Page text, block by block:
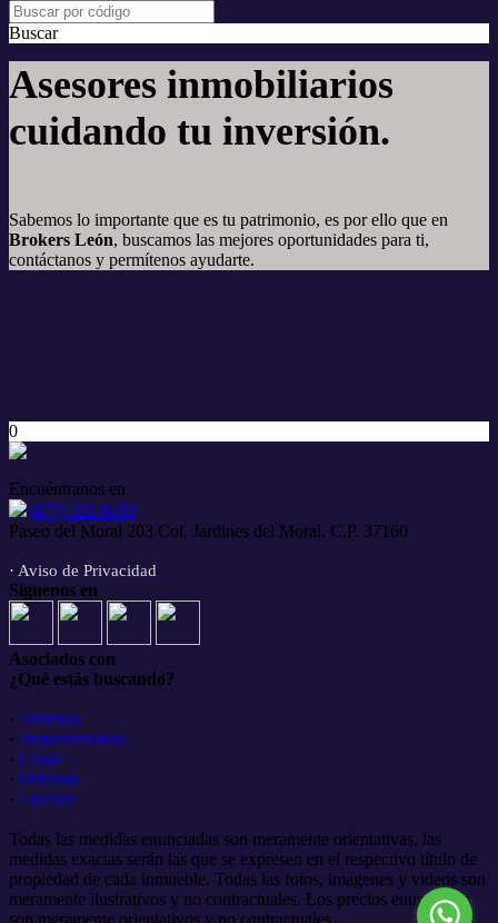
Buscar
Asesores inmobiliarios
cuidando tu inversión.
Sabemos lo importante que es tu patrimonio, es por ello que en
Brokers León, buscamos las mejores oportunidades para ti,
contáctanos y permítenos ayudarte.
0
Encuéntranos en
(477) 325 9450
Paseo del Moral 203 Col. Jardines del Moral. C.P. 37160
· Aviso de Privacidad
Síguenos en
Asociados con
¿Qué estás buscando?
· Terrenos
· Departamentos
· Casas
· Oficinas
· Locales
Todas las medidas enunciadas son meramente orientativas, las
medidas exactas serán las que se expresen en el respectivo título de
propiedad de cada inmueble. Todas las fotos, imagenes y videos son
meramente ilustrativos y no contractuales. Los precios enunciados
son meramente orientativos y no contractuales.